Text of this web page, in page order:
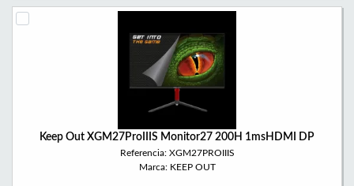
Keep Out XGM27ProIIIS Monitor27 200H 1msHDMI DP
Referencia: XGM27PROIIIS
Marca: KEEP OUT